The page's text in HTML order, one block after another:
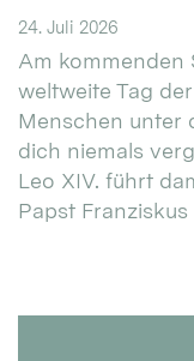
24. Juli 2026
Am kommenden
weltweite Tag
Menschen unter
dich niemals
Leo XIV. führt
Papst Franziskus